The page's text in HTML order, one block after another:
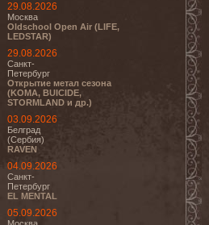
29.08.2026
Москва
Oldschool Open Air (LIFE,
LEDSTAR)
29.08.2026
Санкт-
Петербург
Открытие метал сезона
(KOMA, BUICIDE,
STORMLAND и др.)
03.09.2026
Белград
(Сербия)
RAVEN
04.09.2026
Санкт-
Петербург
EL MENTAL
05.09.2026